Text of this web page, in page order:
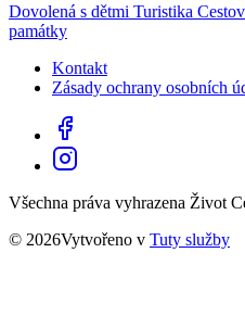
Dovolená s dětmi Turistika
památky
Kontakt
Zásady ochrany osobních
Všechna práva vyhrazena Život
© 2026Vytvořeno v Tuty služby